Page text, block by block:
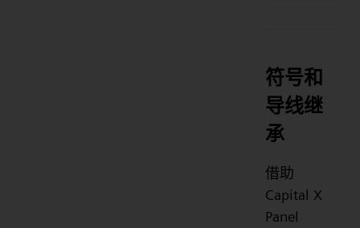
符号和
导线继
承
借助
Capital X
Panel